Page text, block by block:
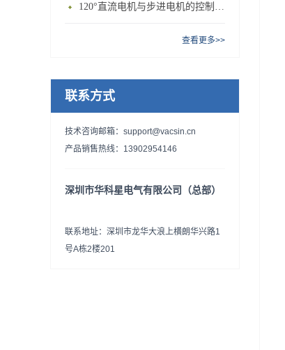
120°直流电机与步进电机的控制方式有什么不同?
查看更多>>
联系方式
技术咨询邮箱：support@vacsin.cn
产品销售热线：13902954146
深圳市华科星电气有限公司（总部）
联系地址：深圳市龙华大浪上横朗华兴路1
号A栋2楼201